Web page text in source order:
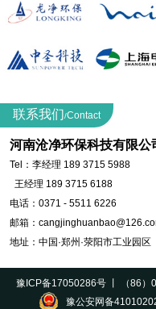
联系我们/Contact
河南沧净环保科技有限公
Tel：李经理 189 3715 5988
王经理 189 3715 6188
电话：0371 - 5511 6226
邮箱：
地址：中国·郑州·荥阳市工业园区
豫ICP备17050286号 丨 （86
豫公安网备